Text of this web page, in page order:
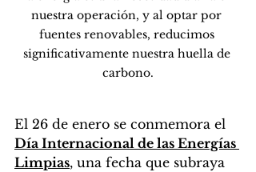
nuestra operación, y al optar por
fuentes renovables, reducimos
significativamente nuestra huella de
carbono.
El 26 de enero se conmemora el
Día Internacional de las Energías
Limpias, una fecha que subraya